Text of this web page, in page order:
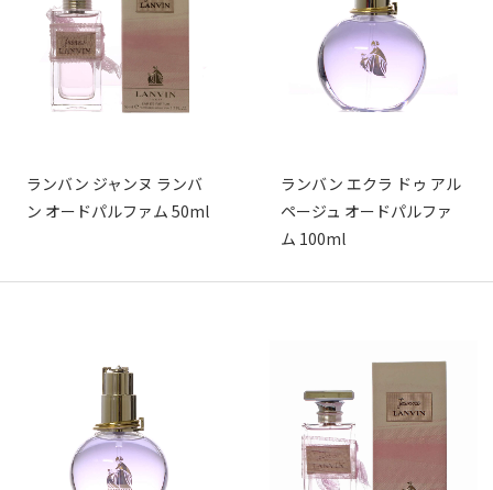
ランバン ジャンヌ ランバ
ン オードパルファム 50ml
ランバン エクラ ドゥ アル
ページュ オードパルファ
ム 100ml